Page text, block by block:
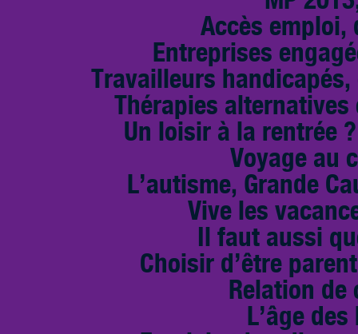
Accès
Entreprises
Travailleurs
Thérapies
Un loisir à la rentrée
Voyage au
L’autisme, Grande
Vive les
Il faut aussi
Choisir d’être
Relation de
L’âge